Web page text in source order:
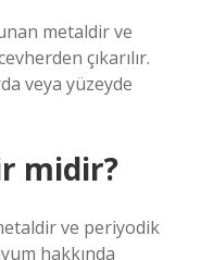
metaldir ve
çıkarılır.
veya yüzeyde
midir?
ve periyodik
hakkında